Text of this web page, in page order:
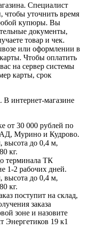
Специалист
чтобы уточнить время
купюры. Вы
документы,
товар и чек.
или оформлении в
Чтобы оплатить
на сервер системы
карты, срок
В интернет-магазине
от 30 000 рублей по
Мурино и Кудрово.
высота до 0,4 м,
кг.
терминала ТК
1-2 рабочих дней.
высота до 0,4 м,
кг.
поступит на склад,
заказа
зоне и назовите
Энергетиков 19 к1